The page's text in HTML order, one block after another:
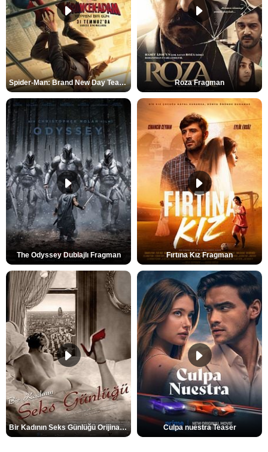
Spider-Man: Brand New Day Teaser Roza Fragman
The Odyssey Dublajlı Fragman Fırtına Kız Fragman
Bir Kadının Seks Günlüğü Orijinal Fragman Culpa nuestra Teaser